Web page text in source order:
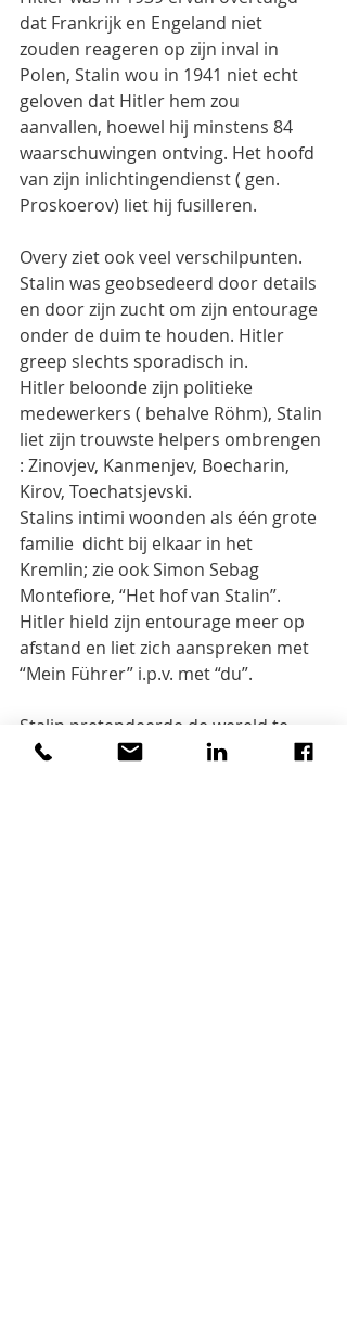
dat Frankrijk en Engeland niet
zouden reageren op zijn inval in
Polen, Stalin wou in 1941 niet echt
geloven dat Hitler hem zou
aanvallen, hoewel hij minstens 84
waarschuwingen ontving. Het hoofd
van zijn inlichtingendienst ( gen.
Proskoerov) liet hij fusilleren.
Overy ziet ook veel verschilpunten.
Stalin was geobsedeerd door details
en door zijn zucht om zijn entourage
onder de duim te houden. Hitler
greep slechts sporadisch in.
Hitler beloonde zijn politieke
medewerkers ( behalve Röhm), Stalin
liet zijn trouwste helpers ombrengen
: Zinovjev, Kanmenjev, Boecharin,
Kirov, Toechatsjevski.
Stalins intimi woonden als één grote
familie  dicht bij elkaar in het
Kremlin; zie ook Simon Sebag
Montefiore, “Het hof van Stalin”.
Hitler hield zijn entourage meer op
afstand en liet zich aanspreken met
“Mein Führer” i.p.v. met “du”.
Stalin pretendeerde de wereld te
willen verbeteren en de mensheid